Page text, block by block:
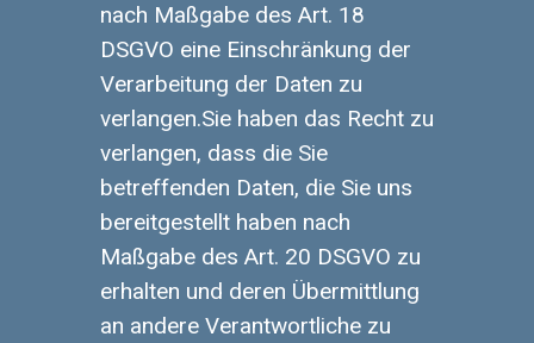
nach Maßgabe des Art. 18
DSGVO eine Einschränkung der
Verarbeitung der Daten zu
verlangen.Sie haben das Recht zu
verlangen, dass die Sie
betreffenden Daten, die Sie uns
bereitgestellt haben nach
Maßgabe des Art. 20 DSGVO zu
erhalten und deren Übermittlung
an andere Verantwortliche zu